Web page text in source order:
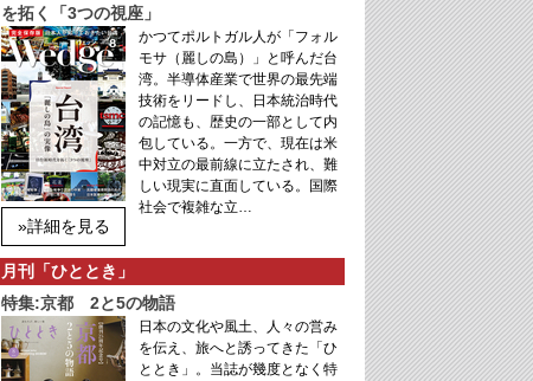
を拓く「3つの視座」
»詳細を見る
かつてポルトガル人が「フォル
モサ（麗しの島）」と呼んだ台
湾。半導体産業で世界の最先端
技術をリードし、日本統治時代
の記憶も、歴史の一部として内
包している。一方で、現在は米
中対立の最前線に立たされ、難
しい現実に直面している。国際
社会で複雑な立…
月刊「ひととき」
特集:京都 2と5の物語
日本の文化や風土、人々の営み
を伝え、旅へと誘ってきた「ひ
ととき」。当誌が幾度となく特